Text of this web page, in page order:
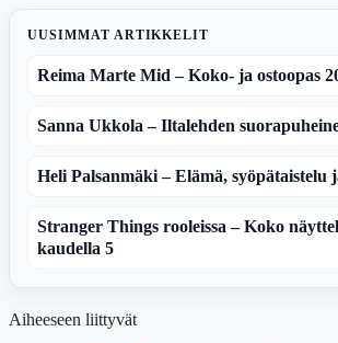
UUSIMMAT ARTIKKELIT
Reima Marte Mid – Koko- ja ostoopas
Sanna Ukkola – Iltalehden
Heli Palsanmäki – Elämä, syöpätaistelu
Stranger Things rooleissa – Koko
kaudella 5
Aiheeseen liittyvät